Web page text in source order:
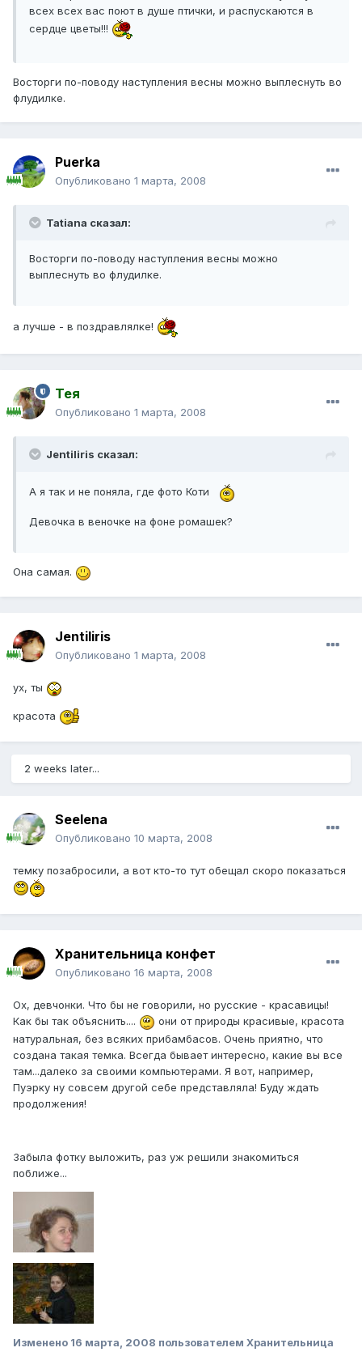
всех всех вас поют в душе птички, и распускаются в
сердце цветы!!!
Восторги по-поводу наступления весны можно выплеснуть во
флудилке.
Puerka
Опубликовано 1 марта, 2008
Tatiana сказал:
Восторги по-поводу наступления весны можно
выплеснуть во флудилке.
а лучше - в поздравлялке!
Тея
Опубликовано 1 марта, 2008
Jentiliris сказал:
А я так и не поняла, где фото Коти
Девочка в веночке на фоне ромашек?
Она самая.
Jentiliris
Опубликовано 1 марта, 2008
ух, ты
красота
2 weeks later...
Seelena
Опубликовано 10 марта, 2008
темку позабросили, а вот кто-то тут обещал скоро показаться
Хранительница конфет
Опубликовано 16 марта, 2008
Ох, девчонки. Что бы не говорили, но русские - красавицы!
Как бы так объяснить....
они от природы красивые, красота
натуральная, без всяких прибамбасов. Очень приятно, что
создана такая темка. Всегда бывает интересно, какие вы все
там...далеко за своими компьютерами. Я вот, например,
Пуэрку ну совсем другой себе представляла! Буду ждать
продолжения!
Забыла фотку выложить, раз уж решили знакомиться
поближе...
Изменено 16 марта, 2008 пользователем Хранительница